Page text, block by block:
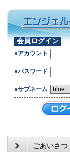
会員ログイン
●アカウント
●パスワード
●サブネーム
ごあいさつ